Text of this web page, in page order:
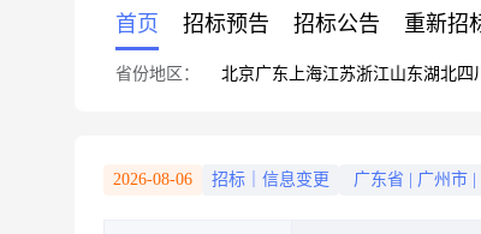
首页 招标预告 招标公告 重新招
省份地区： 北京广东 上海江苏浙江山东湖北四川
2026-08-06 招标｜信息变更 广东省 广州市